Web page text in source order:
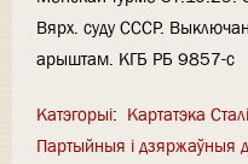
Вярх. суду СССР.
арыштам. КГБ РБ 9857-с
Катэгорыі: Картатэка
Партыйныя і дзяржаўныя